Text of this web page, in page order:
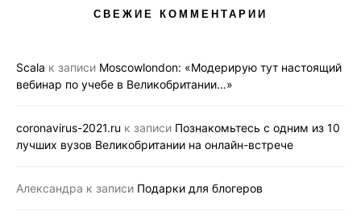
СВЕЖИЕ КОММЕНТАРИИ
Scala к записи Moscowlondon: «Модерирую тут настоящий
вебинар по учебе в Великобритании…»
coronavirus-2021.ru к записи Познакомьтесь с одним из 10
лучших вузов Великобритании на онлайн-встрече
Александра к записи Подарки для блогеров